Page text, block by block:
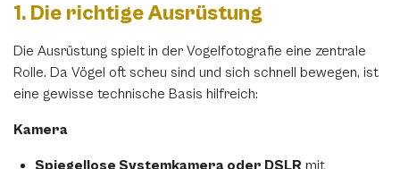
1. Die richtige Ausrüstung
Die Ausrüstung spielt in der Vogelfotografie eine zentrale
Rolle. Da Vögel oft scheu sind und sich schnell bewegen, ist
eine gewisse technische Basis hilfreich:
Kamera
Spiegellose Systemkamera oder DSLR mit